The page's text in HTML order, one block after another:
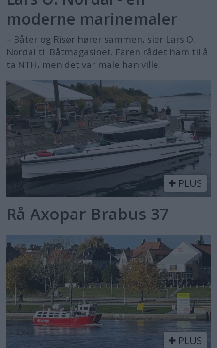
moderne marinemaler
– Båter og Risør hører sammen, sier Lars O.
Nordal til Båtmagasinet. Faren rådet ham til å
ta NTH, men det var male han ville.
PLUS
Rå Axopar Brabus 37
PLUS